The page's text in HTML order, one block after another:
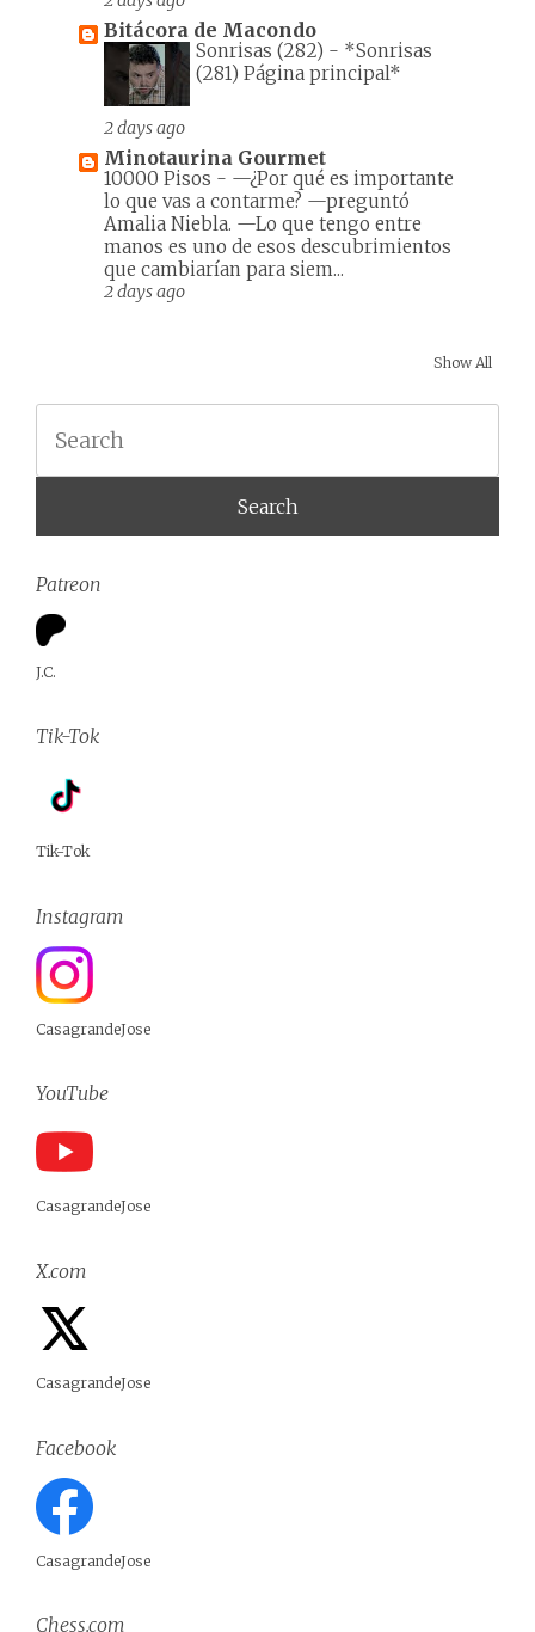
Bitácora de Macondo
Sonrisas (282) - *Sonrisas
(281) Página principal*
2 days ago
Minotaurina Gourmet
10000 Pisos - —¿Por qué es importante
lo que vas a contarme? —preguntó
Amalia Niebla. —Lo que tengo entre
manos es uno de esos descubrimientos
que cambiarían para siem...
2 days ago
Show All
Patreon
J.C.
Tik-Tok
Tik-Tok
Instagram
CasagrandeJose
YouTube
CasagrandeJose
X.com
CasagrandeJose
Facebook
CasagrandeJose
Chess.com